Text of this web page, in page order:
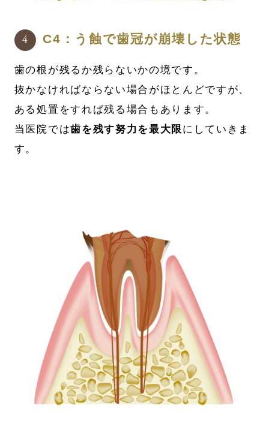
C4：う蝕で歯冠が崩壊した状態
歯の根が残るか残らないかの境です。
抜かなければならない場合がほとんどですが、
ある処置をすれば残る場合もあります。
当医院では歯を残す努力を最大限にしていきま
す。